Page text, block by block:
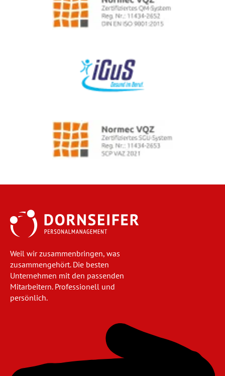
Weil wir zusammenbringen, was
zusammengehört. Die besten
Unternehmen mit den passenden
Mitarbeitern. Professionell und
persönlich.